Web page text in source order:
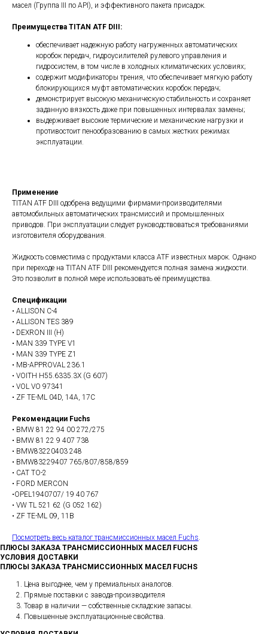
масел (Группа III по API), и эффективного пакета присадок.
Преимущества TITAN ATF DIII:
обеспечивает надежную работу нагруженных автоматических
коробок передач, гидроусилителей рулевого управления и
гидросистем, в том числе в холодных климатических условиях;
содержит модификаторы трения, что обеспечивает мягкую работу
блокирующихся муфт автоматических коробок передач;
демонстрирует высокую механическую стабильность и сохраняет
заданную вязкость даже при повышенных интервалах замены;
выдерживает высокие термические и механические нагрузки и
противостоит пенообразованию в самых жестких режимах
эксплуатации.
Применение
TITAN ATF DIII одобрена ведущими фирмами-производителями
автомобильных автоматических трансмиссий и промышленных
приводов. При эксплуатации следует руководствоваться требованиями
изготовителя оборудования.
Жидкость совместима с продуктами класса ATF известных марок. Однако
при переходе на TITAN ATF DIII рекомендуется полная замена жидкости.
Это позволит в полной мере использовать её преимущества.
Спецификации
• ALLISON C-4
• ALLISON TES 389
• DEXRON III (H)
• MAN 339 TYPE V1
• MAN 339 TYPE Z1
• MB-APPROVAL 236.1
• VOITH H55.6335.3X (G 607)
• VOL VO 97341
• ZF TE-ML 04D, 14A, 17C
Рекомендации Fuchs
• BMW 81 22 94 00 272/275
• BMW 81 22 9 407 738
• BMW83220403 248
• BMW83229407 765/807/858/859
• CAT TO-2
• FORD MERCON
•OPEL1940707/ 19 40 767
• VW TL 521 62 (G 052 162)
• ZF TE-ML 09, 11B
Посмотреть весь каталог трансмиссионных масел Fuchs.
ПЛЮСЫ ЗАКАЗА ТРАНСМИССИОННЫХ МАСЕЛ FUCHS
УСЛОВИЯ ДОСТАВКИ
ПЛЮСЫ ЗАКАЗА ТРАНСМИССИОННЫХ МАСЕЛ FUCHS
Цена выгоднее, чем у премиальных аналогов.
Прямые поставки с завода-производителя
Товар в наличии — собственные складские запасы.
Повышенные эксплуатационные свойства.